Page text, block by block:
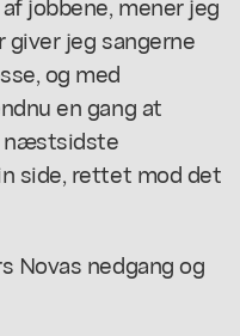
jeg sangerne
og med
en gang at
næstsidste
side, rettet mod det
Novas nedgang og